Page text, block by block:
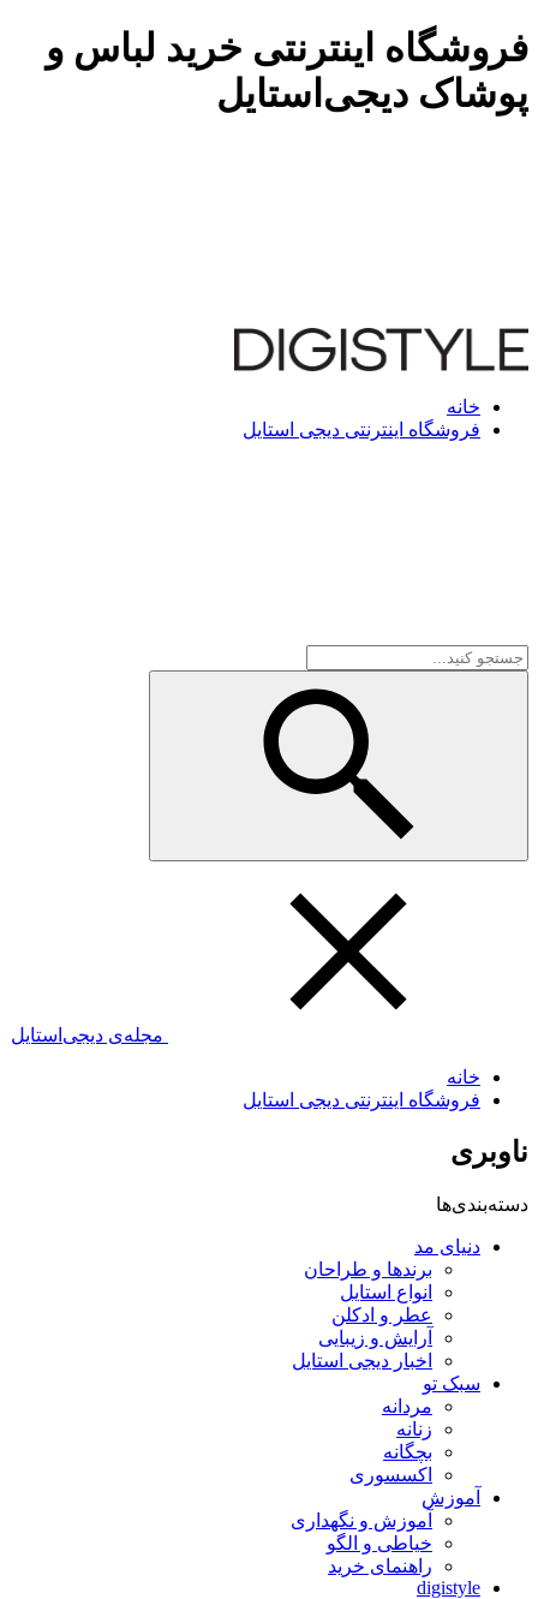
فروشگاه اینترنتی خرید لباس و
پوشاک دیجی‌استایل
خانه
فروشگاه اینترنتی دیجی استایل
مجله‌ی دیجی‌استایل
خانه
فروشگاه اینترنتی دیجی استایل
ناوبری
دسته‌بندی‌ها
دنیای مد
برندها و طراحان
انواع استایل
عطر و ادکلن
آرایش و زیبایی
اخبار دیجی استایل
سبک تو
مردانه
زنانه
بچگانه
اکسسوری
آموزش
آموزش و نگهداری
خیاطی و الگو
راهنمای خرید
digistyle